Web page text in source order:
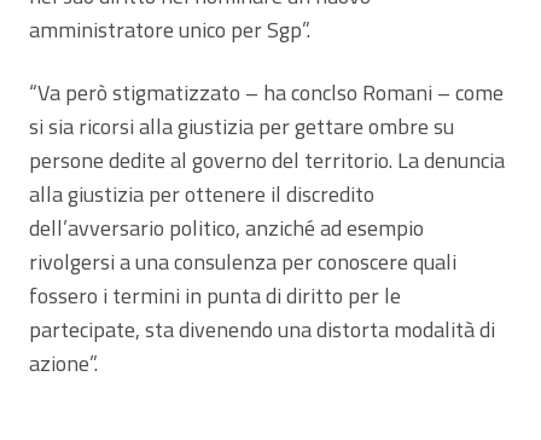
amministratore unico per Sgp”.
“Va però stigmatizzato – ha conclso Romani – come
si sia ricorsi alla giustizia per gettare ombre su
persone dedite al governo del territorio. La denuncia
alla giustizia per ottenere il discredito
dell’avversario politico, anziché ad esempio
rivolgersi a una consulenza per conoscere quali
fossero i termini in punta di diritto per le
partecipate, sta divenendo una distorta modalità di
azione”.